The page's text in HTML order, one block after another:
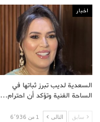
اخبار
السعدية لديب تبرز ثباتها في
الساحة الفنية وتؤكد أن احترام…
سابق التالى 1 من 6٬936